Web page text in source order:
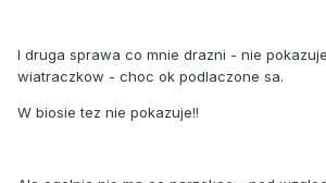
I druga sprawa co mnie drazni - nie
wiatraczkow - choc ok podlaczone sa.
W biosie tez nie pokazuje!!